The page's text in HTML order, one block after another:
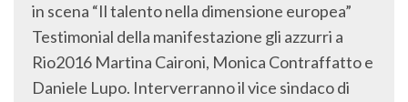
in scena “Il talento nella dimensione europea”
Testimonial della manifestazione gli azzurri a
Rio2016 Martina Caironi, Monica Contraffatto e
Daniele Lupo. Interverranno il vice sindaco di